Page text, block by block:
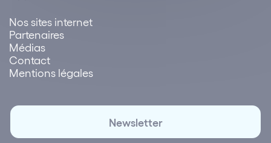
Nos sites internet
Partenaires
Médias
Contact
Mentions légales
Newsletter